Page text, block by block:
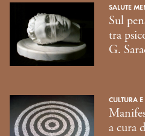
SALUTE
Sul
tra
G.
CULTURA
a cura